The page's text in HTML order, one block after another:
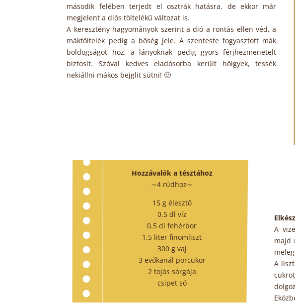
második felében terjedt el osztrák hatásra, de ekkor már
megjelent a diós töltelékű változat is.
A keresztény hagyományok szerint a dió a rontás ellen véd, a
máktöltelék pedig a bőség jele. A szenteste fogyasztott mák
boldogságot hoz, a lányoknak pedig gyors férjhezmenetelt
biztosít. Szóval kedves eladósorba került hölgyek, tessék
nekiállni mákos bejglit sütni! 🙂
Hozzávalók a tésztához
∼4 rúdhoz∼
15 g élesztő
0,5 dl víz
0.5 dl fehérbor
1,5 liter finomliszt
300 g vaj
3 evőkanál porcukor
2 tojás sárgája
csipet só
A
majd
A